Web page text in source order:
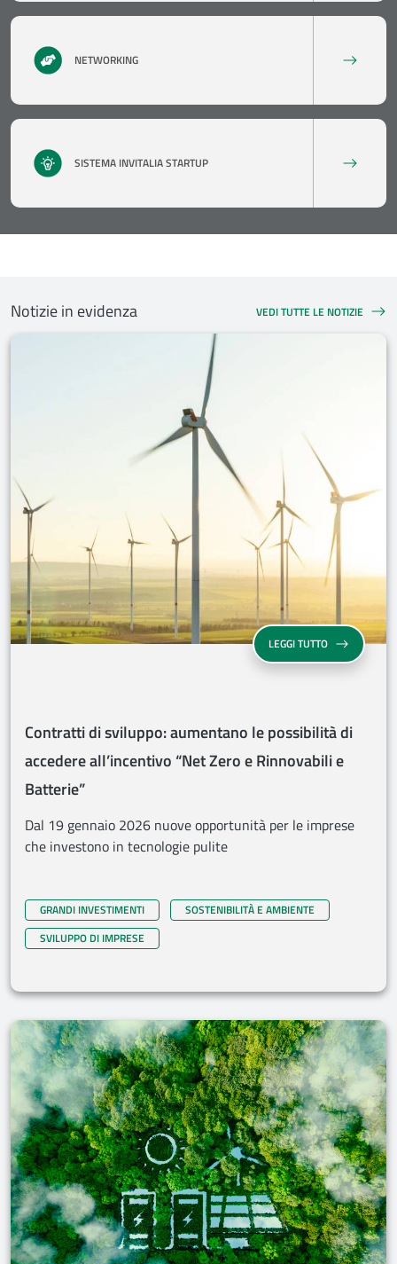
NETWORKING
SISTEMA INVITALIA STARTUP
Notizie in evidenza VEDI TUTTE LE NOTIZIE
NOTIZIE IN EVIDENZA
LEGGI TUTTOCONTRATTI DI
Contratti di sviluppo: aumentano le possibilità di
accedere all’incentivo “Net Zero e Rinnovabili e
Batterie”
Dal 19 gennaio 2026 nuove opportunità per le imprese
che investono in tecnologie pulite
GRANDI INVESTIMENTI
SOSTENIBILITÀ E AMBIENTE
SVILUPPO DI IMPRESE